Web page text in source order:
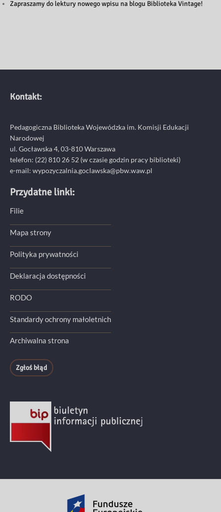
Zapraszamy do lektury nowego wpisu na blogu Biblioteka Vintage!
Kontakt:
Pedagogiczna Biblioteka Wojewódzka im. Komisji Edukacji
Narodowej
ul. Gocławska 4, 03-810 Warszawa
telefon: (22) 810 26 52 (w czasie godzin pracy biblioteki)
e-mail: wypozyczalnia.goclawska@pbw.waw.pl
Przydatne linki:
Filie
Mapa strony
Polityka prywatności
Deklaracja dostępności
RODO
Standardy ochrony małoletnich
Archiwalna strona
Zgłoś błąd